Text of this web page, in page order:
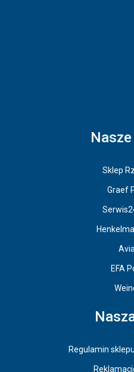
Sklep
Graef
EFA
Regulamin